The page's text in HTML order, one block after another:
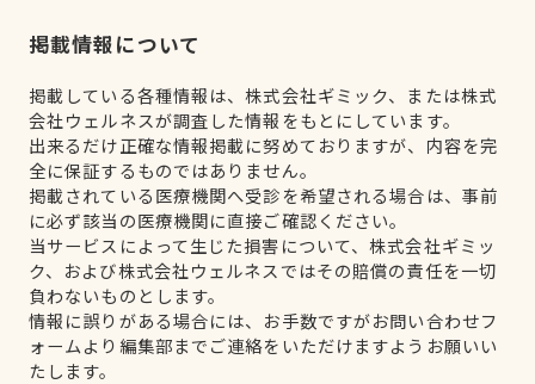
掲載情報について
掲載している各種情報は、株式会社ギミック、または株式
会社ウェルネスが調査した情報をもとにしています。
出来るだけ正確な情報掲載に努めておりますが、内容を完
全に保証するものではありません。
掲載されている医療機関へ受診を希望される場合は、事前
に必ず該当の医療機関に直接ご確認ください。
当サービスによって生じた損害について、株式会社ギミッ
ク、および株式会社ウェルネスではその賠償の責任を一切
負わないものとします。
情報に誤りがある場合には、お手数ですがお問い合わせフ
ォームより編集部までご連絡をいただけますようお願いい
たします。